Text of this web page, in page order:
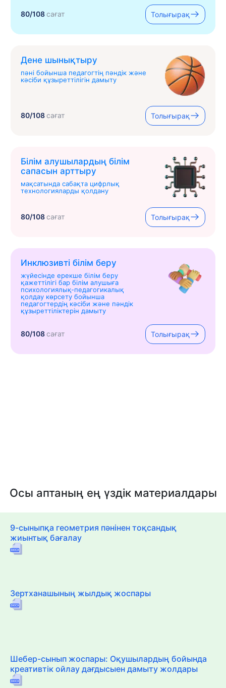
80/108сағат Толығырақ
Дене шынықтыру
пәні бойынша педагогтің пәндік және
кәсіби құзыреттілігін дамыту
80/108сағат Толығырақ
Білім алушылардың білім
сапасын арттыру
мақсатында сабақта цифрлық
технологияларды қолдану
80/108сағат Толығырақ
Инклюзивті білім беру
жүйесінде ерекше білім беру
қажеттілігі бар білім алушыға
психологиялық-педагогикалық
қолдау көрсету бойынша
педагогтердің кәсіби және пәндік
құзыреттіліктерін дамыту
80/108сағат Толығырақ
Осы аптаның ең үздік материалдары
9-сыныпқа геометрия пәнінен тоқсандық
жиынтық бағалау
Зертханашының жылдық жоспары
Шебер-сынып жоспары: Оқушылардың бойында
креативтік ойлау дағдысыен дамыту жолдары